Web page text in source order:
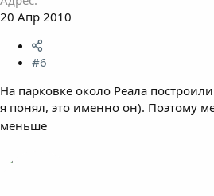
20 Апр 2010
#6
На парковке около Реала
я понял, это именно он). Поэтому
меньше